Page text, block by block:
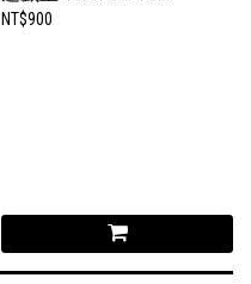
NT$900